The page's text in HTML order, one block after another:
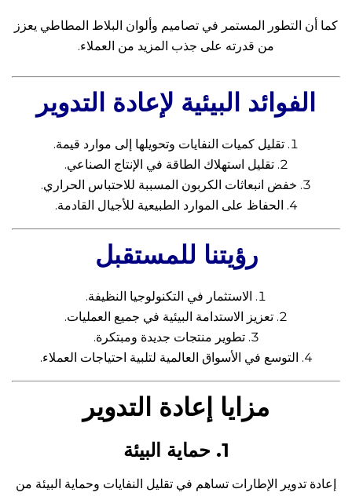
كما أن التطور المستمر في تصاميم وألوان البلاط المطاطي يعزز
من قدرته على جذب المزيد من العملاء.
الفوائد البيئية لإعادة التدوير
تقليل كميات النفايات وتحويلها إلى موارد قيمة.
تقليل استهلاك الطاقة في الإنتاج الصناعي.
خفض انبعاثات الكربون المسببة للاحتباس الحراري.
الحفاظ على الموارد الطبيعية للأجيال القادمة.
رؤيتنا للمستقبل
الاستثمار في التكنولوجيا النظيفة.
تعزيز الاستدامة البيئية في جميع العمليات.
تطوير منتجات جديدة ومبتكرة.
التوسع في الأسواق العالمية لتلبية احتياجات العملاء.
مزايا إعادة التدوير
1. حماية البيئة
إعادة تدوير الإطارات تساهم في تقليل النفايات وحماية البيئة من